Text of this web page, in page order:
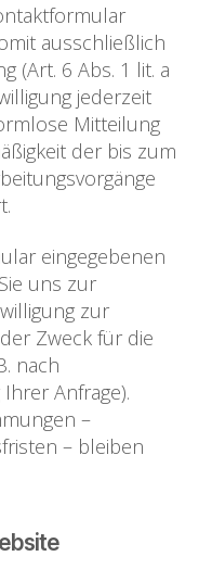
ausschließlich
(Art. 6 Abs. 1 lit. a
jederzeit
Mitteilung
der bis zum
eingegebenen
uns zur
zur
Zweck für die
nach
Anfrage).
–
– bleiben